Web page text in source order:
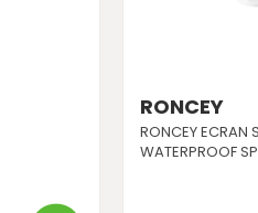
RONCEY
RONCEY ECRAN
WATERPROOF